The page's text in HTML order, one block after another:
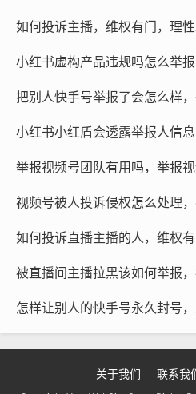
根据其提供的证据和情况，对
发布的内容，这不仅保护了用
鼓励用户积极参与举报，用户
一定数量的积分，这些积分可
户保护自己的合法权益，也推
期待抖音将继续优化举报机制
希望这些修正和补充对你有帮
关于我们 联系我